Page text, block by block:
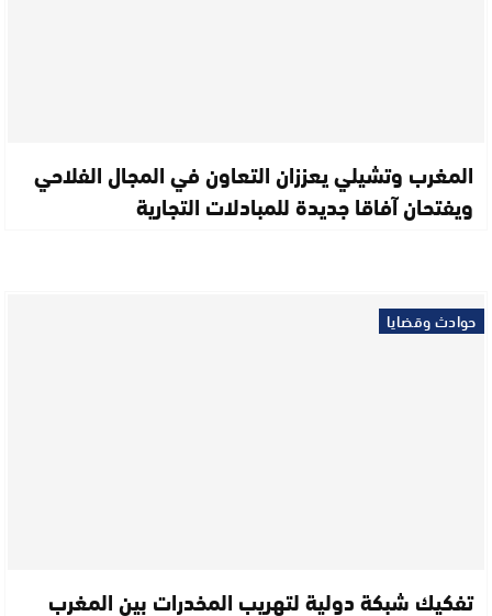
المغرب وتشيلي يعززان التعاون في المجال الفلاحي
ويفتحان آفاقا جديدة للمبادلات التجارية
حوادث وقضايا
تفكيك شبكة دولية لتهريب المخدرات بين المغرب